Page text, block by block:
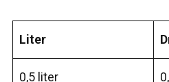
Liter
0,5 liter